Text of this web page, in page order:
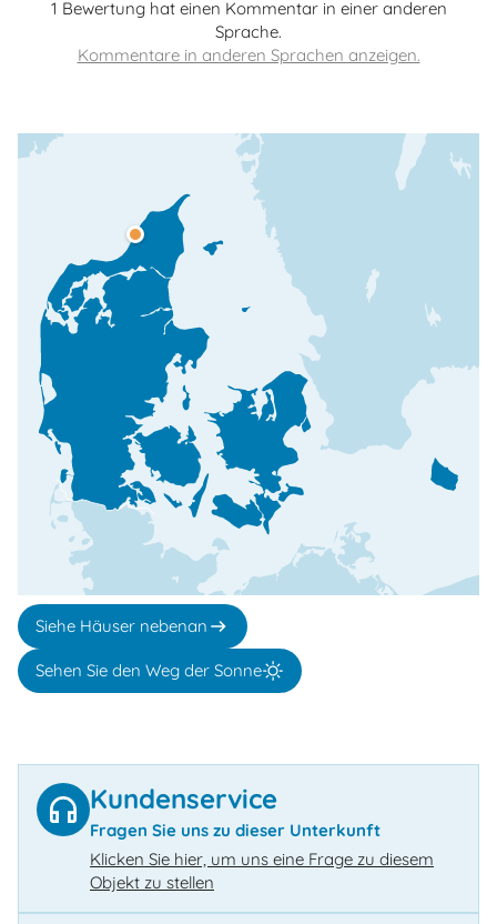
1 Bewertung hat einen Kommentar in einer anderen
Sprache.
Siehe Häuser nebenan
Sehen Sie den Weg der Sonne
Kundenservice
Fragen Sie uns zu dieser Unterkunft
Klicken Sie hier, um uns eine Frage zu diesem
Objekt zu stellen